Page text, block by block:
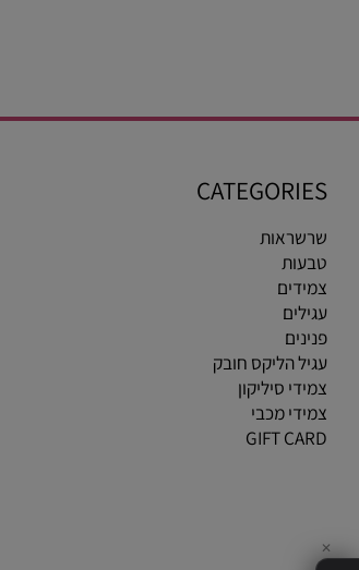
הליקס חובק
סיליקון